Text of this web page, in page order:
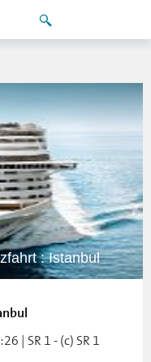
: Istanbul
| SR 1 - (c) SR 1